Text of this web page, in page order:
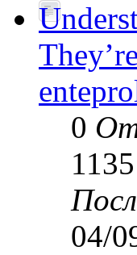
0
1135
04/